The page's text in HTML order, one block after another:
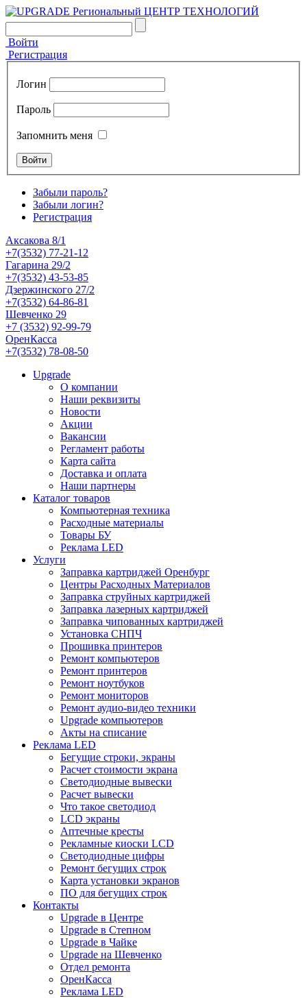
Войти
Регистрация
Логин
Пароль
Запомнить меня
Забыли пароль?
Забыли логин?
Регистрация
Аксакова 8/1
+7(3532) 77-21-12
Гагарина 29/2
+7(3532) 43-53-85
Дзержинского 27/2
+7(3532) 64-86-81
Шевченко 29
+7 (3532) 92-99-79
ОренКасса
+7(3532) 78-08-50
Upgrade
О компании
Наши реквизиты
Новости
Акции
Вакансии
Регламент работы
Карта сайта
Доставка и оплата
Наши партнеры
Каталог товаров
Компьютерная техника
Расходные материалы
Товары БУ
Реклама LED
Услуги
Заправка картриджей Оренбург
Центры Расходных Материалов
Заправка струйных картриджей
Заправка лазерных картриджей
Заправка чипованных картриджей
Установка СНПЧ
Прошивка принтеров
Ремонт компьютеров
Ремонт принтеров
Ремонт ноутбуков
Ремонт мониторов
Ремонт аудио-видео техники
Upgrade компьютеров
Акты на списание
Реклама LED
Бегущие строки, экраны
Расчет стоимости экрана
Светодиодные вывески
Расчет вывески
Что такое светодиод
LCD экраны
Аптечные кресты
Рекламные киоски LCD
Светодиодные цифры
Ремонт бегущих строк
Карта установки экранов
ПО для бегущих строк
Контакты
Upgrade в Центре
Upgrade в Степном
Upgrade в Чайке
Upgrade на Шевченко
Отдел ремонта
ОренКасса
Реклама LED